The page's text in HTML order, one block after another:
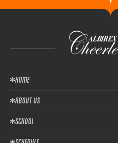
HOME
ABOUT US
SCHOOL